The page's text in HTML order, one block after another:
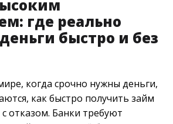
где реально
быстро и без
когда срочно нужны деньги,
как быстро получить займ
с отказом. Банки требуют